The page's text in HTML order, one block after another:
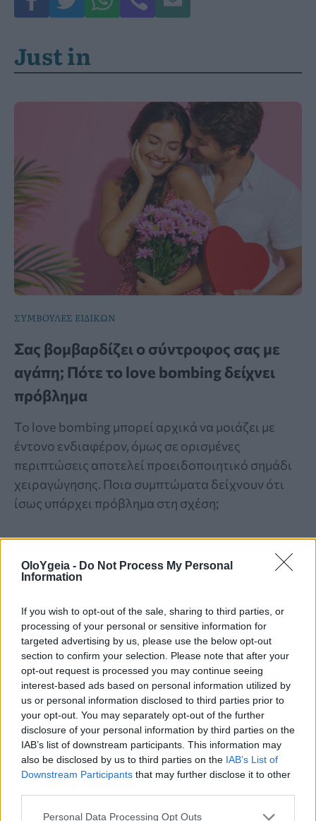
OloYgeia - Do Not Process My Personal
Information
If you wish to opt-out of the sale, sharing to third parties, or
processing of your personal or sensitive information for
targeted advertising by us, please use the below opt-out
section to confirm your selection. Please note that after your
opt-out request is processed you may continue seeing
interest-based ads based on personal information utilized by
us or personal information disclosed to third parties prior to
your opt-out. You may separately opt-out of the further
disclosure of your personal information by third parties on the
IAB’s list of downstream participants. This information may
also be disclosed by us to third parties on the IAB’s List of
Downstream Participants that may further disclose it to other
Personal Data Processing Opt Outs
Just in
ΣΥΜΒΟΥΛΕΣ ΕΙΔΙΚΩΝ
Σας βομβαρδίζει ο σύντροφος σας με
αγάπη; Πότε το love bombing δείχνει
πρόβλημα
Το love bombing μπορεί αρχικά να μοιάζει με
έντονο ενδιαφέρον, όμως σε ορισμένες
περιπτώσεις αποτελεί προειδοποιητικό σημάδι
χειραγώγησης. Ποια συμπτώματα δείχνουν ότι
ίσως υπάρχει πρόβλημα στη σχέση;
ΠΟΤΕ ΕΙΝΑΙ ΑΠΑΡΑΙΤΗΤΟ
αναγκαία τα φάρμακα; Τι έδειξε μελέτη